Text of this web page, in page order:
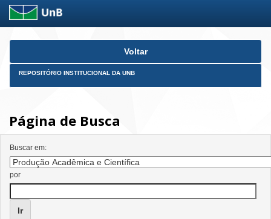
Skip
Voltar
REPOSITÓRIO INSTITUCIONAL DA UNB
Página de Busca
Buscar em:
por